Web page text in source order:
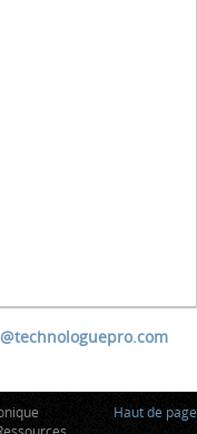
Haut de page